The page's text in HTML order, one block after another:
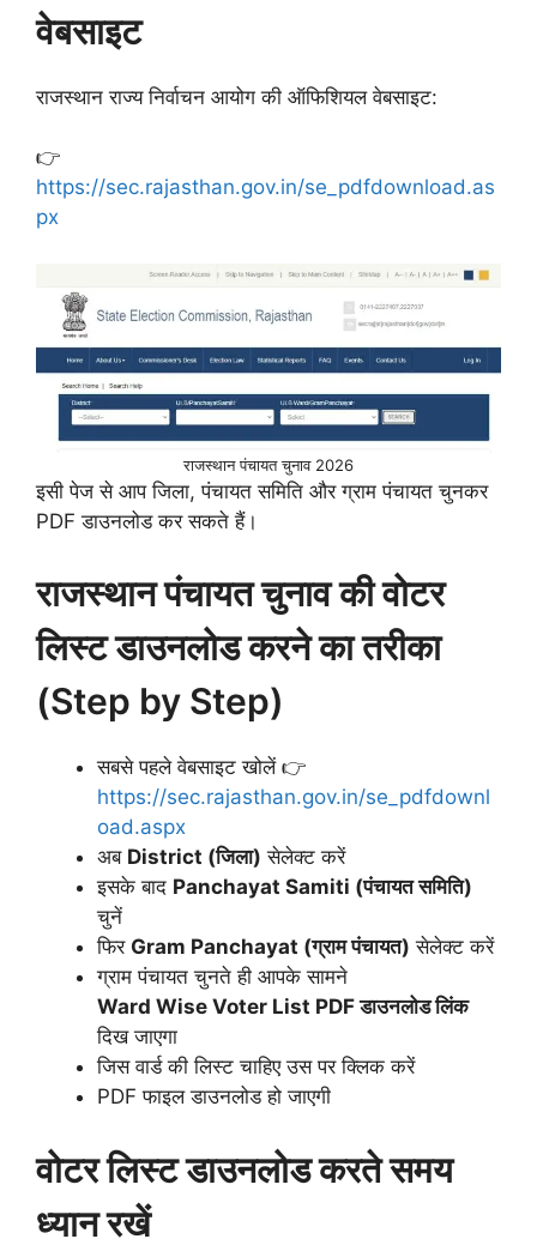
वेबसाइट
राजस्थान राज्य निर्वाचन आयोग की ऑफिशियल वेबसाइट:
👉
https://sec.rajasthan.gov.in/se_pdfdownload.as
px
राजस्थान पंचायत चुनाव 2026
इसी पेज से आप जिला, पंचायत समिति और ग्राम पंचायत चुनकर
PDF डाउनलोड कर सकते हैं।
राजस्थान पंचायत चुनाव की वोटर
लिस्ट डाउनलोड करने का तरीका
(Step by Step)
सबसे पहले वेबसाइट खोलें 👉
https://sec.rajasthan.gov.in/se_pdfdownl
oad.aspx
अब District (जिला) सेलेक्ट करें
इसके बाद Panchayat Samiti (पंचायत समिति)
चुनें
फिर Gram Panchayat (ग्राम पंचायत) सेलेक्ट करें
ग्राम पंचायत चुनते ही आपके सामने
Ward Wise Voter List PDF डाउनलोड लिंक
दिख जाएगा
जिस वार्ड की लिस्ट चाहिए उस पर क्लिक करें
PDF फाइल डाउनलोड हो जाएगी
वोटर लिस्ट डाउनलोड करते समय
ध्यान रखें